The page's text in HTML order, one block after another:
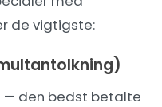
de vigtigste:
— den bedst betalte